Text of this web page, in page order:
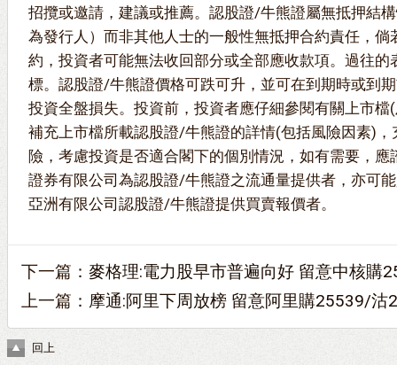
招攬或邀請，建議或推薦。認股證/牛熊證屬無抵押結
為發行人）而非其他人士的一般性無抵押合約責任，倘
約，投資者可能無法收回部分或全部應收款項。過往的
標。認股證/牛熊證價格可跌可升，並可在到期時或到
投資全盤損失。投資前，投資者應仔細參閱有關上市
補充上市檔所載認股證/牛熊證的詳情(包括風險因素)
險，考慮投資是否適合閣下的個別情況，如有需要，
證券有限公司為認股證/牛熊證之流通量提供者，亦可
亞洲有限公司認股證/牛熊證提供買賣報價者。
下一篇： 麥格理:電力股早市普遍向好 留意中核購
上一篇： 摩通:阿里下周放榜 留意阿里購25539/沽
回上